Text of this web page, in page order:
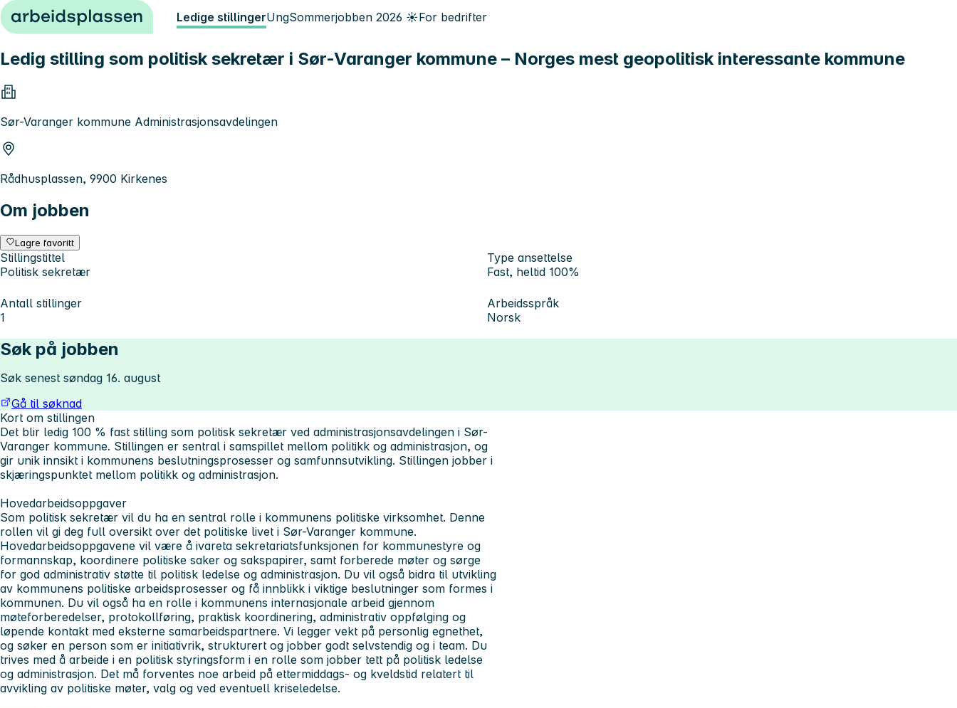
Hopp til innhold Ledige stillingerUngSommerjobben 2026 ☀️For bedrifter
Ledig stilling som politisk sekretær i Sør-Varanger kommune – Norges mest geopolitisk interessante kommune
Sør-Varanger kommune Administrasjonsavdelingen
Rådhusplassen, 9900 Kirkenes
Om jobben
Lagre favoritt
Stillingstittel
Politisk sekretær
Type ansettelse
Fast, heltid 100%
Antall stillinger
1
Arbeidsspråk
Norsk
Søk på jobben
Søk senest søndag 16. august
Gå til søknad
Kort om stillingen
Det blir ledig 100 % fast stilling som politisk sekretær ved administrasjonsavdelingen i Sør-
Varanger kommune. Stillingen er sentral i samspillet mellom politikk og administrasjon, og
gir unik innsikt i kommunens beslutningsprosesser og samfunnsutvikling. Stillingen jobber i
skjæringspunktet mellom politikk og administrasjon.
Hovedarbeidsoppgaver
Som politisk sekretær vil du ha en sentral rolle i kommunens politiske virksomhet. Denne
rollen vil gi deg full oversikt over det politiske livet i Sør-Varanger kommune.
Hovedarbeidsoppgavene vil være å ivareta sekretariatsfunksjonen for kommunestyre og
formannskap, koordinere politiske saker og sakspapirer, samt forberede møter og sørge
for god administrativ støtte til politisk ledelse og administrasjon. Du vil også bidra til utvikling
av kommunens politiske arbeidsprosesser og få innblikk i viktige beslutninger som formes i
kommunen. Du vil også ha en rolle i kommunens internasjonale arbeid gjennom
møteforberedelser, protokollføring, praktisk koordinering, administrativ oppfølging og
løpende kontakt med eksterne samarbeidspartnere. Vi legger vekt på personlig egnethet,
og søker en person som er initiativrik, strukturert og jobber godt selvstendig og i team. Du
trives med å arbeide i en politisk styringsform i en rolle som jobber tett på politisk ledelse
og administrasjon. Det må forventes noe arbeid på ettermiddags- og kveldstid relatert til
avvikling av politiske møter, valg og ved eventuell kriseledelse.